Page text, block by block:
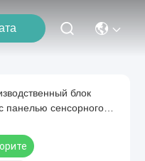
блок
панелью сенсорного
предприятий